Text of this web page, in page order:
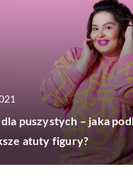
puszystych – jaka
atuty figury?